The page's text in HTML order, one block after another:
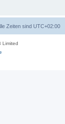
Zeiten sind UTC+02:00
Limited